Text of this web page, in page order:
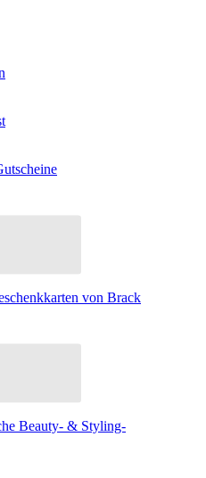
von Brack
Beauty- & Styling-